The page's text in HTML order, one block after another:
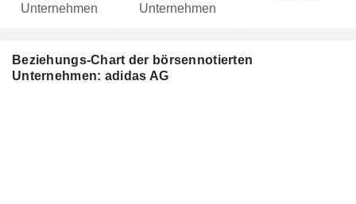
Unternehmen
Unternehmen
Beziehungs-Chart der börsennotierten
Unternehmen: adidas AG